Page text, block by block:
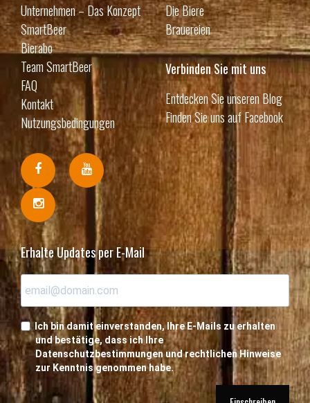
Unternehmen – Das Konzept
SmartBeer
Bierabo
Team SmartBeer
FAQ
Kontakt
Nutzungsbedingungen
Die Biere
Brauereien
Verbinden Sie mit uns
Entdecken Sie unseren Blog
Finden Sie uns auf Facebook
Erhalte Updates per E-Mail
Ich bin damit einverstanden, Ihre E-Mails zu erhalten
und bestätige, dass ich Ihre
Datenschutzbestimmungen und rechtlichen Hinweise
zur Kenntnis genommen habe.